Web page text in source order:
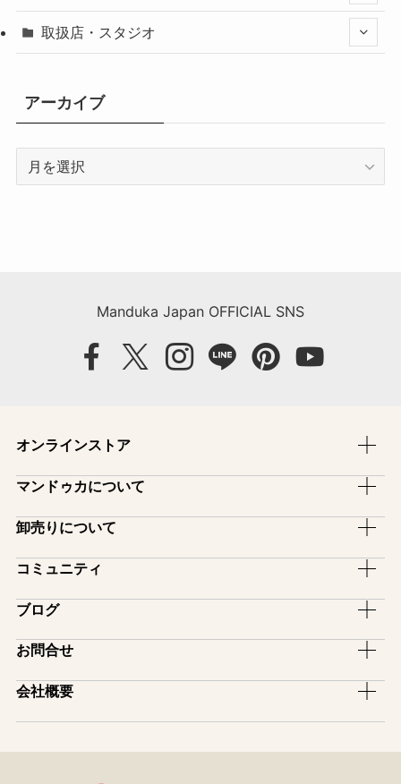
取扱店・スタジオ
アーカイブ
ー
Manduka Japan OFFICIAL SNS
オンラインストア
ヨガマット
ヨガグッズ
ヨガマットケア用品
ヨガ雑貨
お買い物ガイド
マンドゥカについて
ブランドストーリー
保証制度
マットの選び方
販売店舗一覧
卸売りについて
卸売のご案内
レンタルサービス
ヨガマットロゴ入れサービス
コミュニティ
アンバサダー
スタジオ導入紹介
ブログ
ピックアップ
お問合せ
一般のお問い合わせ
会社概要